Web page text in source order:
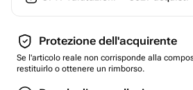
Protezione dell'acquirente
Se l'articolo reale non corrisponde alla
restituirlo o ottenere un rimborso.